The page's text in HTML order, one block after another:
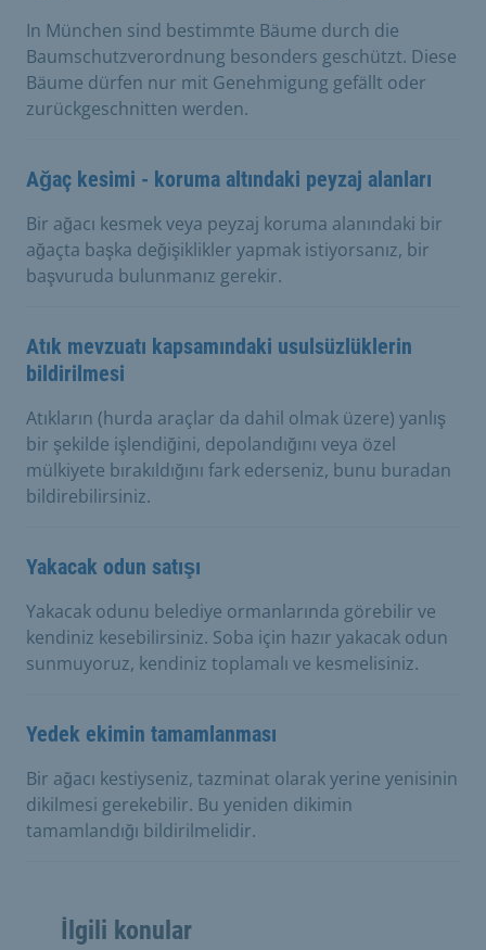
In München sind bestimmte Bäume durch die
Baumschutzverordnung besonders geschützt. Diese
Bäume dürfen nur mit Genehmigung gefällt oder
zurückgeschnitten werden.
Ağaç kesimi - koruma altındaki peyzaj alanları
Bir ağacı kesmek veya peyzaj koruma alanındaki bir
ağaçta başka değişiklikler yapmak istiyorsanız, bir
başvuruda bulunmanız gerekir.
Atık mevzuatı kapsamındaki usulsüzlüklerin
bildirilmesi
Atıkların (hurda araçlar da dahil olmak üzere) yanlış
bir şekilde işlendiğini, depolandığını veya özel
mülkiyete bırakıldığını fark ederseniz, bunu buradan
bildirebilirsiniz.
Yakacak odun satışı
Yakacak odunu belediye ormanlarında görebilir ve
kendiniz kesebilirsiniz. Soba için hazır yakacak odun
sunmuyoruz, kendiniz toplamalı ve kesmelisiniz.
Yedek ekimin tamamlanması
Bir ağacı kestiyseniz, tazminat olarak yerine yenisinin
dikilmesi gerekebilir. Bu yeniden dikimin
tamamlandığı bildirilmelidir.
İlgili konular